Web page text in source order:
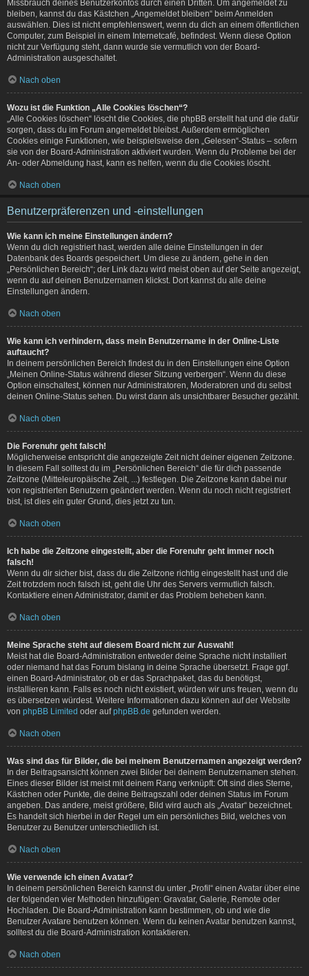
Missbrauch deines Benutzerkontos durch einen Dritten. Um angemeldet zu
bleiben, kannst du das Kästchen „Angemeldet bleiben“ beim Anmelden
auswählen. Dies ist nicht empfehlenswert, wenn du dich an einem öffentlichen
Computer, zum Beispiel in einem Internetcafé, befindest. Wenn diese Option
nicht zur Verfügung steht, dann wurde sie vermutlich von der Board-
Administration ausgeschaltet.
Nach oben
Wozu ist die Funktion „Alle Cookies löschen“?
„Alle Cookies löschen“ löscht die Cookies, die phpBB erstellt hat und die dafür
sorgen, dass du im Forum angemeldet bleibst. Außerdem ermöglichen
Cookies einige Funktionen, wie beispielsweise den „Gelesen“-Status – sofern
sie von der Board-Administration aktiviert wurden. Wenn du Probleme bei der
An- oder Abmeldung hast, kann es helfen, wenn du die Cookies löscht.
Nach oben
Benutzerpräferenzen und -einstellungen
Wie kann ich meine Einstellungen ändern?
Wenn du dich registriert hast, werden alle deine Einstellungen in der
Datenbank des Boards gespeichert. Um diese zu ändern, gehe in den
„Persönlichen Bereich“; der Link dazu wird meist oben auf der Seite angezeigt,
wenn du auf deinen Benutzernamen klickst. Dort kannst du alle deine
Einstellungen ändern.
Nach oben
Wie kann ich verhindern, dass mein Benutzername in der Online-Liste
auftaucht?
In deinem persönlichen Bereich findest du in den Einstellungen eine Option
„Meinen Online-Status während dieser Sitzung verbergen“. Wenn du diese
Option einschaltest, können nur Administratoren, Moderatoren und du selbst
deinen Online-Status sehen. Du wirst dann als unsichtbarer Besucher gezählt.
Nach oben
Die Forenuhr geht falsch!
Möglicherweise entspricht die angezeigte Zeit nicht deiner eigenen Zeitzone.
In diesem Fall solltest du im „Persönlichen Bereich“ die für dich passende
Zeitzone (Mitteleuropäische Zeit, ...) festlegen. Die Zeitzone kann dabei nur
von registrierten Benutzern geändert werden. Wenn du noch nicht registriert
bist, ist dies ein guter Grund, dies jetzt zu tun.
Nach oben
Ich habe die Zeitzone eingestellt, aber die Forenuhr geht immer noch
falsch!
Wenn du dir sicher bist, dass du die Zeitzone richtig eingestellt hast und die
Zeit trotzdem noch falsch ist, geht die Uhr des Servers vermutlich falsch.
Kontaktiere einen Administrator, damit er das Problem beheben kann.
Nach oben
Meine Sprache steht auf diesem Board nicht zur Auswahl!
Meist hat die Board-Administration entweder deine Sprache nicht installiert
oder niemand hat das Forum bislang in deine Sprache übersetzt. Frage ggf.
einen Board-Administrator, ob er das Sprachpaket, das du benötigst,
installieren kann. Falls es noch nicht existiert, würden wir uns freuen, wenn du
es übersetzen würdest. Weitere Informationen dazu können auf der Website
von phpBB Limited oder aufphpBB.de gefunden werden.
Nach oben
Was sind das für Bilder, die bei meinem Benutzernamen angezeigt werden?
In der Beitragsansicht können zwei Bilder bei deinem Benutzernamen stehen.
Eines dieser Bilder ist meist mit deinem Rang verknüpft: Oft sind dies Sterne,
Kästchen oder Punkte, die deine Beitragszahl oder deinen Status im Forum
angeben. Das andere, meist größere, Bild wird auch als „Avatar“ bezeichnet.
Es handelt sich hierbei in der Regel um ein persönliches Bild, welches von
Benutzer zu Benutzer unterschiedlich ist.
Nach oben
Wie verwende ich einen Avatar?
In deinem persönlichen Bereich kannst du unter „Profil“ einen Avatar über eine
der folgenden vier Methoden hinzufügen: Gravatar, Galerie, Remote oder
Hochladen. Die Board-Administration kann bestimmen, ob und wie die
Benutzer Avatare benutzen können. Wenn du keinen Avatar benutzen kannst,
solltest du die Board-Administration kontaktieren.
Nach oben